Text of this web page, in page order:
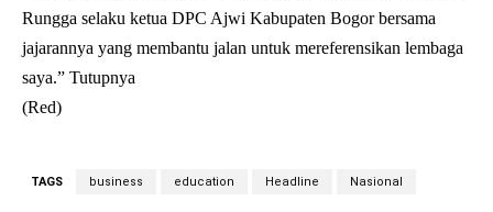
Rungga selaku ketua DPC Ajwi Kabupaten Bogor bersama
jajarannya yang membantu jalan untuk mereferensikan lembaga
saya.” Tutupnya
(Red)
TAGS business education Headline Nasional